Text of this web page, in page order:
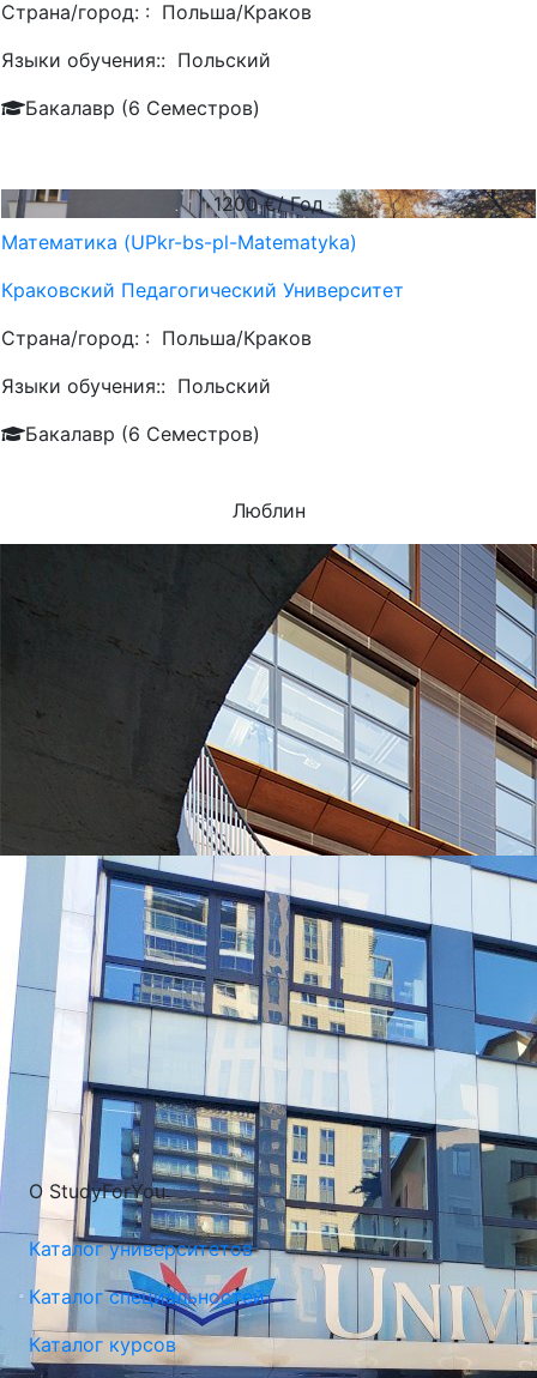
Страна/город: : Польша/Краков
Языки обучения:: Польский
Бакалавр (6 Семестров)
1200€/ Год
Математика (UPkr-bs-pl-Matematyka)
Краковский Педагогический Университет
Страна/город: : Польша/Краков
Языки обучения:: Польский
Бакалавр (6 Семестров)
Люблин
УНИВЕРСИТЕТЫ, КОТОРЫЕ ЧАЩЕ ВСЕГО ВЫБИРАЮТ
О StudyForYou
Каталог университетов
Каталог специальностей
Каталог курсов